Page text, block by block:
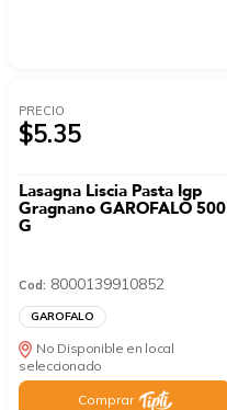
PRECIO
$5.35
Lasagna Liscia Pasta Igp
Gragnano GAROFALO 500
G
Cod: 8000139910852
GAROFALO
No Disponible en local
seleccionado
Comprar